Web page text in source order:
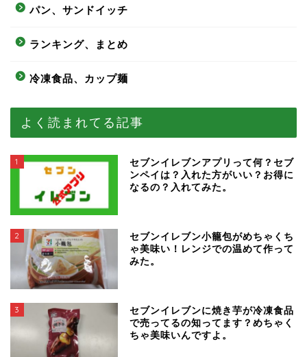
パン、サンドイッチ
ランキング、まとめ
冷凍食品、カップ麺
よく読まれてる記事
1
セブンイレブンアプリって何？セブ
ンペイは？入れた方がいい？お得に
なるの？入れてみた。
2
セブンイレブン小籠包がめちゃくち
ゃ美味い！レンジでの温めて作って
みた。
3
セブンイレブンに焼き芋が冷凍食品
で売ってるの知ってます？めちゃく
ちゃ美味いんですよ。